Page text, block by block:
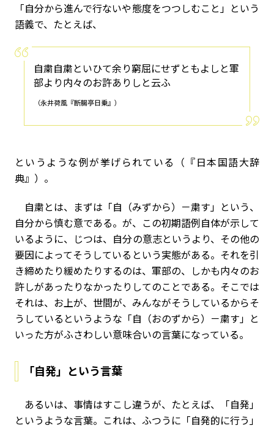
「自分から進んで行ないや態度をつつしむこと」という
語義で、たとえば、
自粛自粛といひて余り窮屈にせずともよしと軍
部より内々のお許ありしと云ふ
（永井荷風『断腸亭日乗』）
というような例が挙げられている（『日本国語大辞
典』）。
自粛とは、まずは「自（みずから）－粛す」という、
自分から慎む意である。が、この初期語例自体が示して
いるように、じつは、自分の意志というより、その他の
要因によってそうしているという実態がある。それを引
き締めたり緩めたりするのは、軍部の、しかも内々のお
許しがあったりなかったりしてのことである。そこでは
それは、お上が、世間が、みんながそうしているからそ
うしているというような「自（おのずから）－粛す」と
いった方がふさわしい意味合いの言葉になっている。
「自発」という言葉
あるいは、事情はすこし違うが、たとえば、「自発」
というような言葉。これは、ふつうに「自発的に行う」